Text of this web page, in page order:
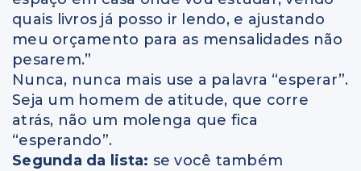
quais livros já posso ir lendo, e ajustando
meu orçamento para as mensalidades não
pesarem.”
Nunca, nunca mais use a palavra “esperar”.
Seja um homem de atitude, que corre
atrás, não um molenga que fica
“esperando”.
Segunda da lista: se você também